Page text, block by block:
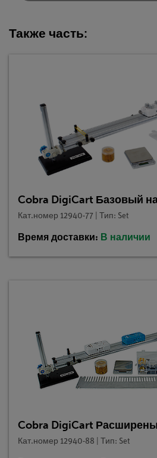
Также часть:
Cobra DigiCart Базовый
Кат.номер 12940-77 | Тип: Set
Время доставки: В наличии
Cobra DigiCart
Кат.номер 12940-88 | Тип: Set